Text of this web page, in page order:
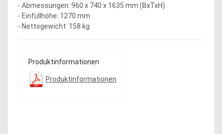
- Abmessungen: 960 x 740 x 1635 mm (BxTxH)
- Einfüllhöhe: 1270 mm
- Nettogewicht: 158 kg
Produktinformationen
Produktinformationen